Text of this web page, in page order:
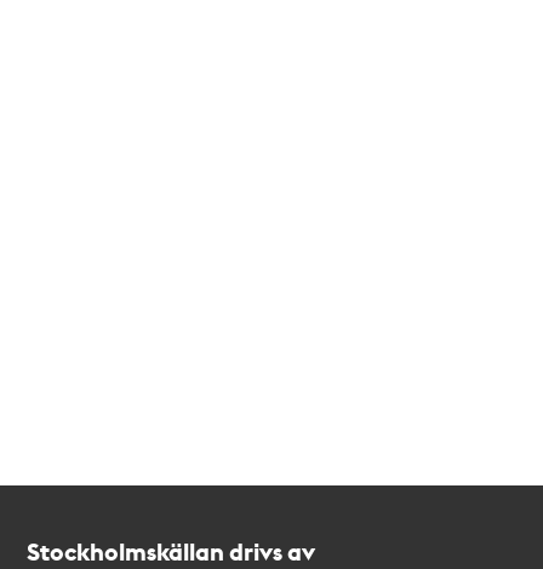
Stockholmskällan drivs av